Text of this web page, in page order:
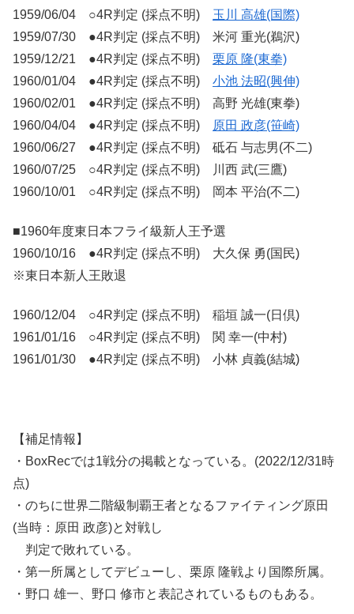
1959/06/04 ○4R判定 (採点不明) 玉川 高雄(国際)
1959/07/30 ●4R判定 (採点不明) 米河 重光(鵜沢)
1959/12/21 ●4R判定 (採点不明) 栗原 隆(東拳)
1960/01/04 ●4R判定 (採点不明) 小池 法昭(興伸)
1960/02/01 ●4R判定 (採点不明) 高野 光雄(東拳)
1960/04/04 ●4R判定 (採点不明)
原田 政彦(笹崎)
1960/06/27 ●4R判定 (採点不明) 砥石 与志男(不二)
1960/07/25 ○4R判定 (採点不明) 川西 武(三鷹)
1960/10/01 ○4R判定 (採点不明) 岡本 平治(不二)
■1960年度東日本フライ級新人王予選
1960/10/16 ●4R判定 (採点不明) 大久保 勇(国民)
※東日本新人王敗退
1960/12/04 ○4R判定 (採点不明) 稲垣 誠一(日倶)
1961/01/16 ○4R判定 (採点不明) 関 幸一(中村)
1961/01/30 ●4R判定 (採点不明) 小林 貞義(結城)
【補足情報】
・BoxRecでは1戦分の掲載となっている。(2022/12/31時
点)
・のちに世界二階級制覇王者となるファイティング原田
(当時：原田 政彦)と対戦し
判定で敗れている。
・第一所属としてデビューし、栗原 隆戦より国際所属。
・野口 雄一、野口 修市と表記されているものもある。